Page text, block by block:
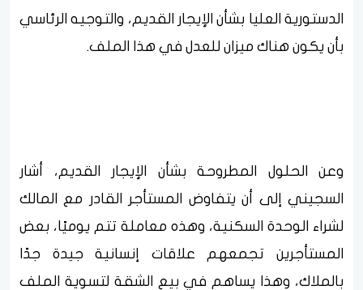
الدستورية العليا بشأن الإيجار القديم، والتوجيه الرئاسي
بأن يكون هناك ميزان للعدل في هذا الملف.
وعن الحلول المطروحة بشأن الإيجار القديم، أشار
السجيني إلى أن يتفاوض المستأجر القادر مع المالك
لشراء الوحدة السكنية، وهذه معاملة تتم يوميًا، بعض
المستأجرين تجمعهم علاقات إنسانية جيدة جدًا
بالملاك، وهذا يساهم في بيع الشقة لتسوية الملف